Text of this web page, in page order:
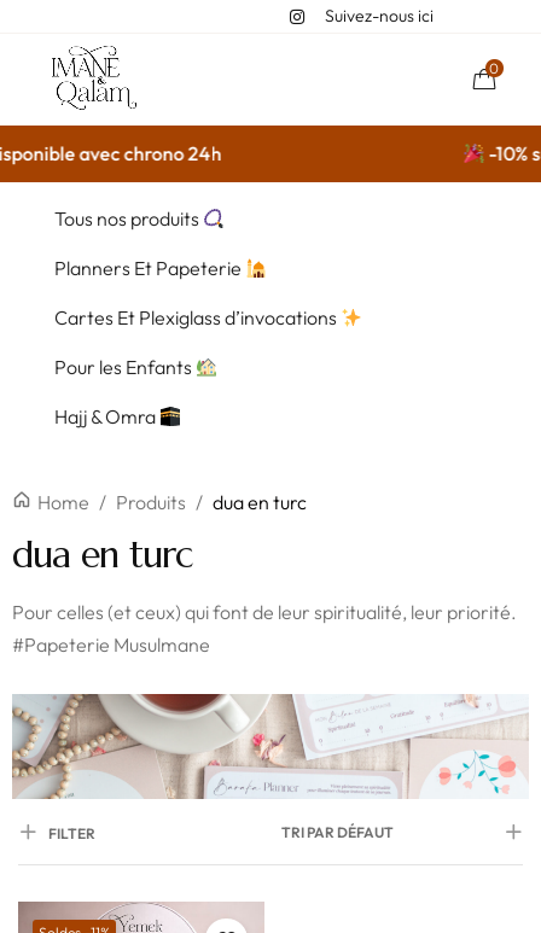
Suivez-nous ici
0
avec chrono 24h -10%
Tous nos produits
Planners Et Papeterie
Cartes Et Plexiglass d’invocations
Pour les Enfants
Hajj & Omra
Home / Produits / dua en turc
dua en turc
Pour celles (et ceux) qui font de leur spiritualité, leur priorité.
#Papeterie Musulmane
FILTER TRI PAR DÉFAUT